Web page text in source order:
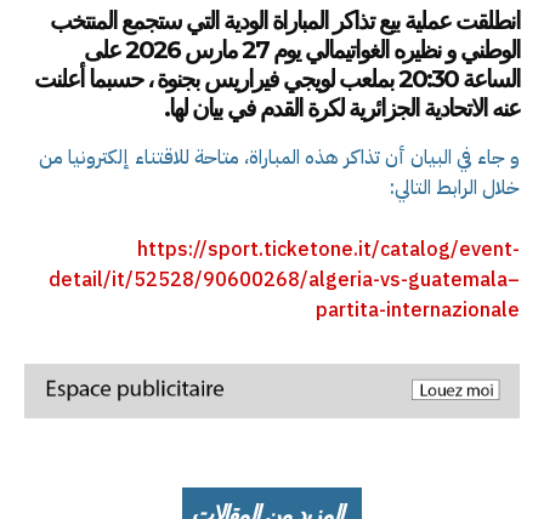
انطلقتعملية بيع تذاكر المباراة الودية التي ستجمع المنتخب
الوطني و نظيره الغواتيمالي
يوم 27 مارس 2026 على
الساعة 20:30 بملعب لويجي فيراريس بجنوة
، حسبما أعلنت
عنه الاتحادية الجزائرية لكرة القدم في بيان لها.
و جاء في البيان أن تذاكر هذه المباراة، متاحة للاقتناء إلكترونيا من
خلال الرابط التالي:
https://sport.ticketone.it/catalog/event-
detail/it/52528/90600268/algeria-vs-guatemala–
partita-internazionale